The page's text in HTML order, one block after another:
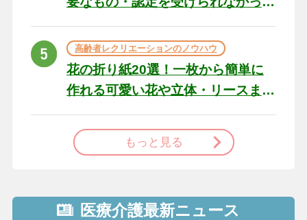
高齢者レクリエーションのノウハウ
花の折り紙20選！一枚から簡単に
作れる可愛い花や立体・リースま
もっと見る
医療介護最新ニュース